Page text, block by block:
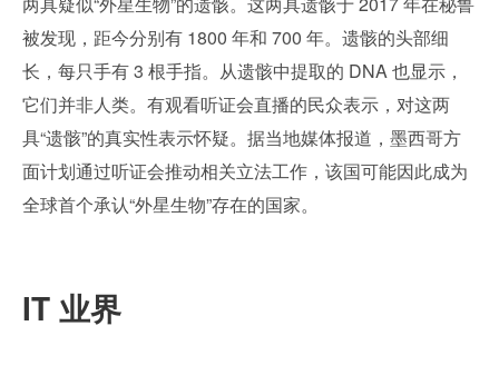
被发现，距今分别有 1800 年和 700 年。遗骸的头部细
长，每只手有 3 根手指。从遗骸中提取的 DNA 也显示，
它们并非人类。有观看听证会直播的民众表示，对这两
具“遗骸”的真实性表示怀疑。据当地媒体报道，墨西哥方
面计划通过听证会推动相关立法工作，该国可能因此成为
全球首个承认“外星生物”存在的国家。
IT 业界